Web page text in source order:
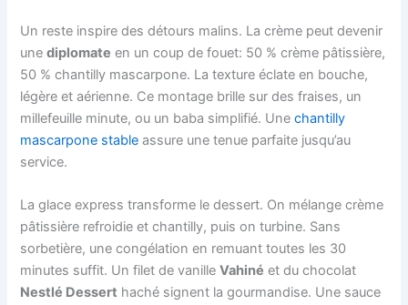
Un reste inspire des détours malins. La crème peut devenir
unediplomate en un coup de fouet: 50 % crème pâtissière,
50 % chantilly mascarpone. La texture éclate en bouche,
légère et aérienne. Ce montage brille sur des fraises, un
millefeuille minute, ou un baba simplifié. Unechantilly
mascarpone stable assure une tenue parfaite jusqu’au
service.
La glace express transforme le dessert. On mélange crème
pâtissière refroidie et chantilly, puis on turbine. Sans
sorbetière, une congélation en remuant toutes les 30
minutes suffit. Un filet de vanilleVahiné et du chocolat
Nestlé Dessert haché signent la gourmandise. Une sauce